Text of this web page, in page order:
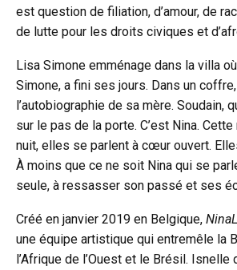
est question de filiation, d’amour, de
de lutte pour les droits civiques et
Lisa Simone emménage dans la villa
Simone, a fini ses jours. Dans un
l’autobiographie de sa mère. Soudain,
sur le pas de la porte. C’est Nina.
nuit, elles se parlent à cœur ouvert.
À moins que ce ne soit Nina qui se
seule, à ressasser son passé et ses
Créé en janvier 2019 en Belgique,
une équipe artistique qui entremêle la
l’Afrique de l’Ouest et le Brésil. Isnelle